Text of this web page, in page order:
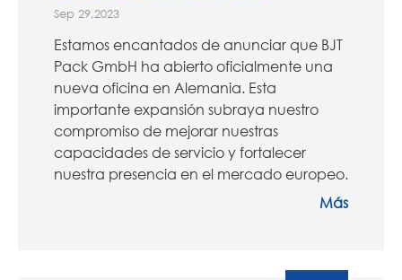
Sep 29,2023
Estamos encantados de anunciar que BJT
Pack GmbH ha abierto oficialmente una
nueva oficina en Alemania. Esta
importante expansión subraya nuestro
compromiso de mejorar nuestras
capacidades de servicio y fortalecer
nuestra presencia en el mercado europeo.
Más